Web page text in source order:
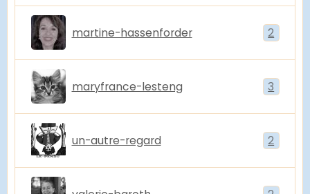
martine-hassenforder 2
maryfrance-lesteng 3
un-autre-regard 2